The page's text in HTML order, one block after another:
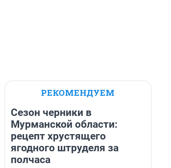
РЕКОМЕНДУЕМ
Сезон черники в
Мурманской области:
рецепт хрустящего
ягодного штруделя за
полчаса